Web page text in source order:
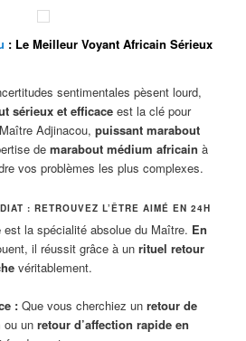
: Le Meilleur Voyant Africain Sérieux
sentimentales pèsent lourd,
sérieux et efficace est la clé pour
Adjinacou,puissant marabout
demarabout médium africain à
vos problèmes les plus complexes.
: RETROUVEZ L’ÊTRE AIMÉ EN 24H
est la spécialité absolue du Maître. En
il réussit grâce à unrituel retour
véritablement.
:Que vous cherchiez un retour de
ou un retour d’affection rapide en